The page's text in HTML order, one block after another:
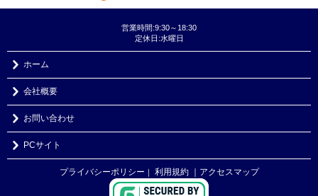
営業時間:9:30～18:30
定休日:水曜日
ホーム
会社概要
お問い合わせ
PCサイト
プライバシーポリシー ｜ 利用規約 ｜アクセスマップ